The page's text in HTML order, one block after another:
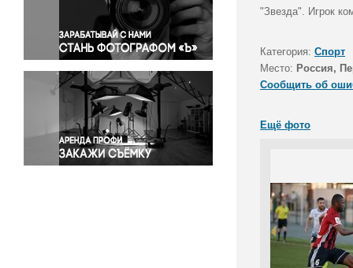
Правосудие
Происшествия и конфликты
Религия
Светская жизнь
Спорт
Экология
Экономика и бизнес
"Звезда". Игрок
Категория: Спорт
Место: Россия,
Сообщить об
Ещё фото